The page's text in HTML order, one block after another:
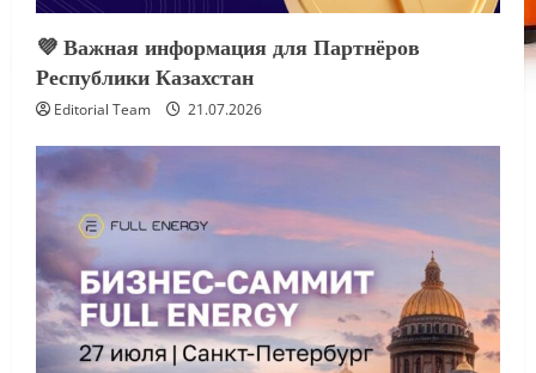
💜 Важная информация для Партнёров
Республики Казахстан
Editorial Team 21.07.2026